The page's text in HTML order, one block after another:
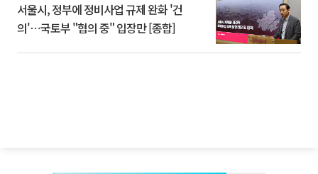
서울시, 정부에 정비사업 규제 완화 '건
의'⋯국토부 "협의 중" 입장만 [종합]